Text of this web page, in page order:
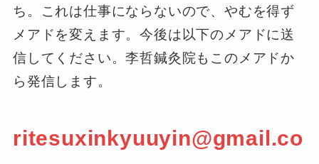
ち。これは仕事にならないので、やむを得ず
メアドを変えます。今後は以下のメアドに送
信してください。李哲鍼灸院もこのメアドか
ら発信します。
ritesuxinkyuuyin@gmail.co